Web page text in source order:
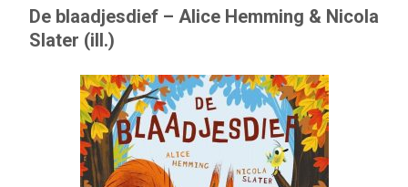
De blaadjesdief – Alice Hemming & Nicola
Slater (ill.)